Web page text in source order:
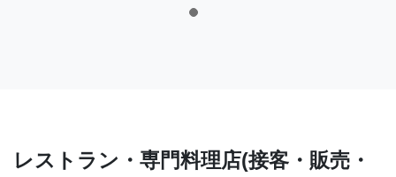
レストラン・専門料理店(接客・販売・